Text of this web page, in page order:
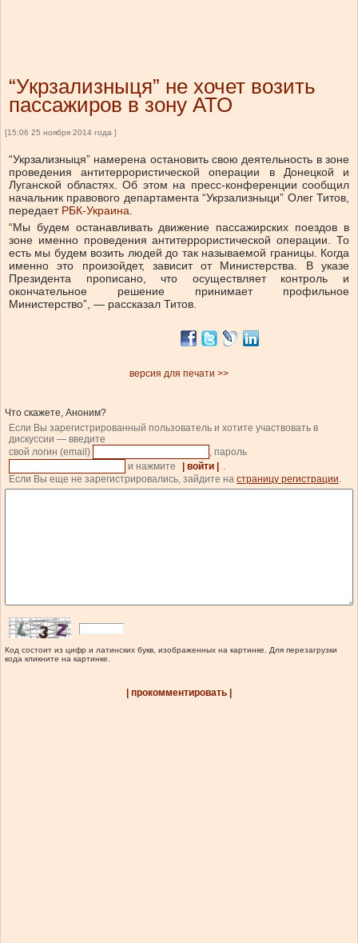
“Укрзализныця” не хочет возить
пассажиров в зону АТО
[15:06 25 ноября 2014 года ]
“Укрзализныця” намерена остановить свою деятельность в зоне
проведения антитеррористической операции в Донецкой и
Луганской областях. Об этом на пресс-конференции сообщил
начальник правового департамента “Укрзализныци” Олег Титов,
передает РБК-Украина.
“Мы будем останавливать движение пассажирских поездов в
зоне именно проведения антитеррористической операции. То
есть мы будем возить людей до так называемой границы. Когда
именно это произойдет, зависит от Министерства. В указе
Президента прописано, что осуществляет контроль и
окончательное решение принимает профильное
Министерство”, — рассказал Титов.
версия для печати >>
Что скажете, Аноним?
Если Вы зарегистрированный пользователь и хотите участвовать в
дискуссии — введите
свой логин (email)
, пароль
и нажмите
| войти |
.
Если Вы еще не зарегистрировались, зайдите на страницу регистрации.
Код состоит из цифр и латинских букв, изображенных на картинке. Для перезагрузки
кода кликните на картинке.
| прокомментировать |